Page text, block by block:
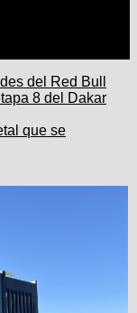
del Red Bull
8 del Dakar
que se